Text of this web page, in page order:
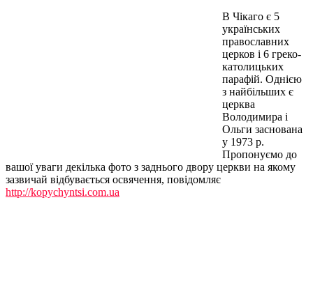
В Чікаго є 5
українських
православних
церков і 6 греко-
католицьких
парафій. Однією
з найбільших є
церква
Володимира і
Ольги заснована
у 1973 р.
Пропонуємо до
вашої уваги декілька фото з заднього двору церкви на якому
зазвичай відбувається освячення, повідомляє
http://kopychyntsi.com.ua